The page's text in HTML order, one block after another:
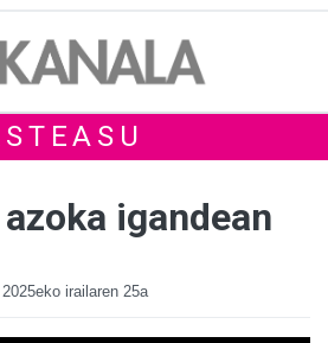
igandean
2025eko irailaren 25a